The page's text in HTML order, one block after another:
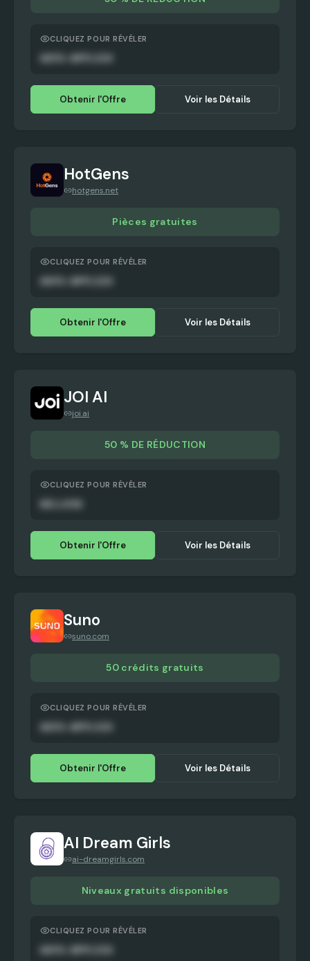
CLIQUEZ POUR RÉVÉLER
Obtenir l'Offre Voir les Détails
HotGens
hotgens.net
Pièces gratuites
CLIQUEZ POUR RÉVÉLER
Obtenir l'Offre Voir les Détails
JOI AI
joi.ai
50 % DE RÉDUCTION
CLIQUEZ POUR RÉVÉLER
Obtenir l'Offre Voir les Détails
Suno
suno.com
50 crédits gratuits
CLIQUEZ POUR RÉVÉLER
Obtenir l'Offre Voir les Détails
AI Dream Girls
ai-dreamgirls.com
Niveaux gratuits disponibles
CLIQUEZ POUR RÉVÉLER